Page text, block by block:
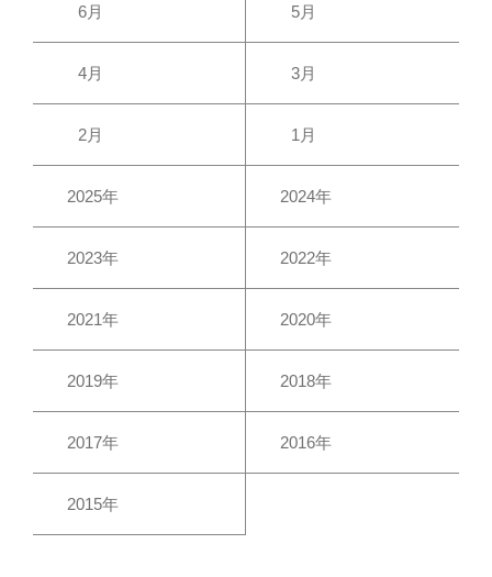
6月 5月
4月 3月
2月 1月
2025年 2024年
2023年 2022年
2021年 2020年
2019年 2018年
2017年 2016年
2015年